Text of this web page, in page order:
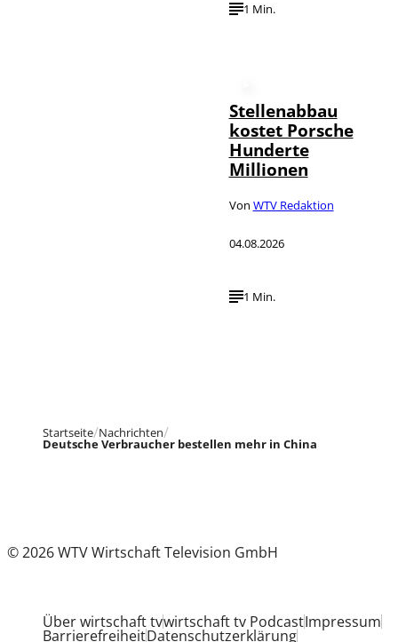
1 Min.
Stellenabbau
kostet Porsche
Hunderte
Millionen
Von WTV Redaktion
04.08.2026
1 Min.
Startseite Nachrichten
Deutsche Verbraucher bestellen mehr in China
© 2026 WTV Wirtschaft Television GmbH
Über wirtschaft tvwirtschaft tv PodcastImpressum
BarrierefreiheitDatenschutzerklärung